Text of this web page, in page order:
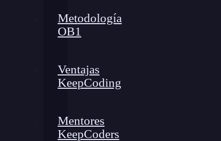
Metodología
OB1
Ventajas
KeepCoding
Mentores
KeepCoders